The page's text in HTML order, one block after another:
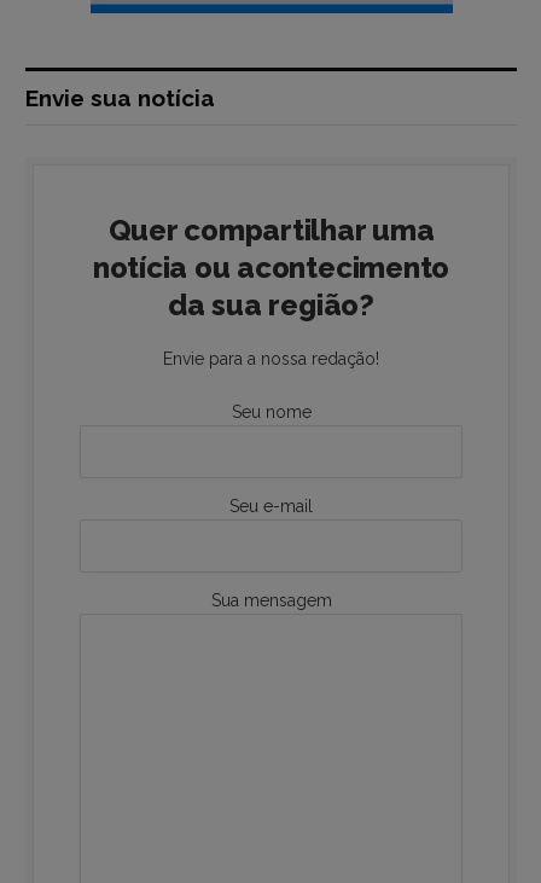
Envie sua notícia
Quer compartilhar uma
notícia ou acontecimento
da sua região?
Envie para a nossa redação!
Seu nome
Seu e-mail
Sua mensagem